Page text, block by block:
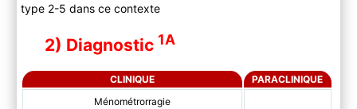
type 2-5 dans ce contexte
2) Diagnostic 1A
CLINIQUE
PARACLINIQUE
Ménométrorragie